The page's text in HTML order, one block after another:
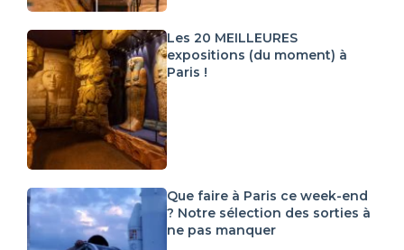
Les 20 MEILLEURES
expositions (du moment) à
Paris !
Que faire à Paris ce week-end
? Notre sélection des sorties à
ne pas manquer